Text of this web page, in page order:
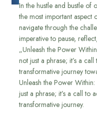
In the hustle and bustle of
the most important
navigate through the
imperative to pause,
„Unleash the Power
not just a phrase; it’s a
transformative journey
Unleash the Power
just a phrase; it’s a call to
transformative journey.